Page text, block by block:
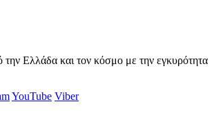
την Ελλάδα και τον κόσμο με την εγκυρότητα
YouTube Viber